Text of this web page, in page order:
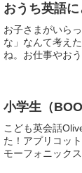
おうち英語
お子さまがいら
な」なんて考え
ね。お仕事やお
小学生（
こども英会話
た！アプリコッ
モーフォニック